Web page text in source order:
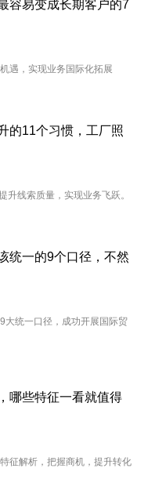
容易变成长期客户的7
遇，实现业务国际化拓展
的11个习惯，工厂照
线索质量，实现业务飞跃。
统一的9个口径，不然
大统一口径，成功开展国际贸
哪些特征一看就值得
征解析，把握商机，提升转化